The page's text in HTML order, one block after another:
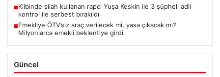
■Klibinde silah kullanan rapçi Yuşa Keskin ile 3 şüpheli adli
kontrol ile serbest bırakıldı
■Emekliye ÖTV’siz araç verilecek mi, yasa çıkacak mı?
Milyonlarca emekli beklentiye girdi
Güncel